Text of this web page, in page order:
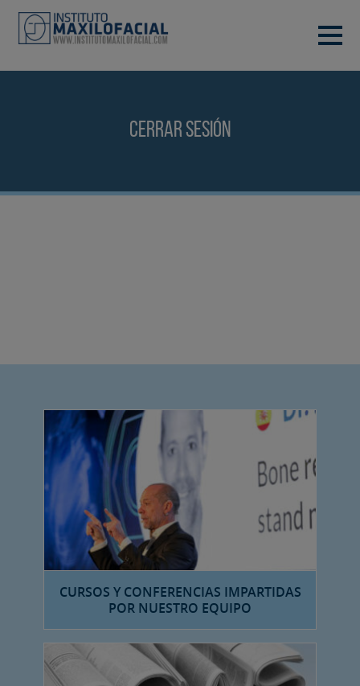
BARCELONA
Cerrar sesión
CURSOS Y CONFERENCIAS IMPARTIDAS
POR NUESTRO EQUIPO